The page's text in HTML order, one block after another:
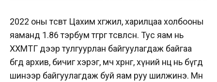
2022 оны төсөвт Цахим хөгжил, харилцаа холбооны
яаманд 1.86 тэрбум төгрөг төсөвлөсөн. Тус яам нь
ХХМТГ дээр тулгуурлан байгуулагдаж байгаа
бөгөөд архив, бичиг хэрэг, өмч хөрөнгө, хүний нөөц нь бүгд
шинээр байгуулагдаж буй яам руу шилжинэ. Мөн